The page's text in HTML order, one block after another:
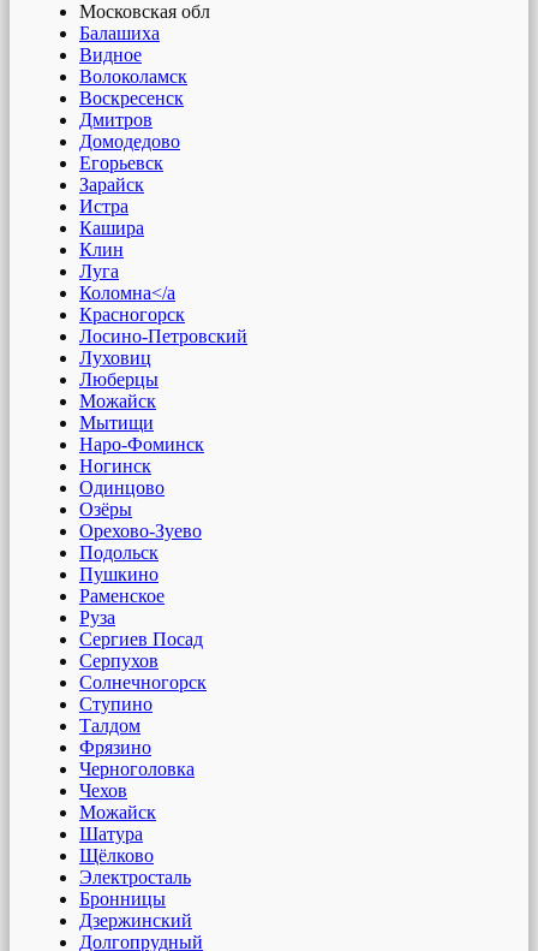
Московская обл
Балашиха
Видное
Волоколамск
Воскресенск
Дмитров
Домодедово
Егорьевск
Зарайск
Истра
Кашира
Клин
Луга
Коломна</a
Красногорск
Лосино-Петровский
Луховиц
Люберцы
Можайск
Мытищи
Наро-Фоминск
Ногинск
Одинцово
Озёры
Орехово-Зуево
Подольск
Пушкино
Раменское
Руза
Сергиев Посад
Серпухов
Солнечногорск
Ступино
Талдом
Фрязино
Черноголовка
Чехов
Можайск
Шатура
Щёлково
Электросталь
Бронницы
Дзержинский
Долгопрудный